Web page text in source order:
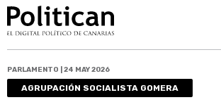
PARLAMENTO | 24 MAY 2026
AGRUPACIÓN SOCIALISTA GOMERA